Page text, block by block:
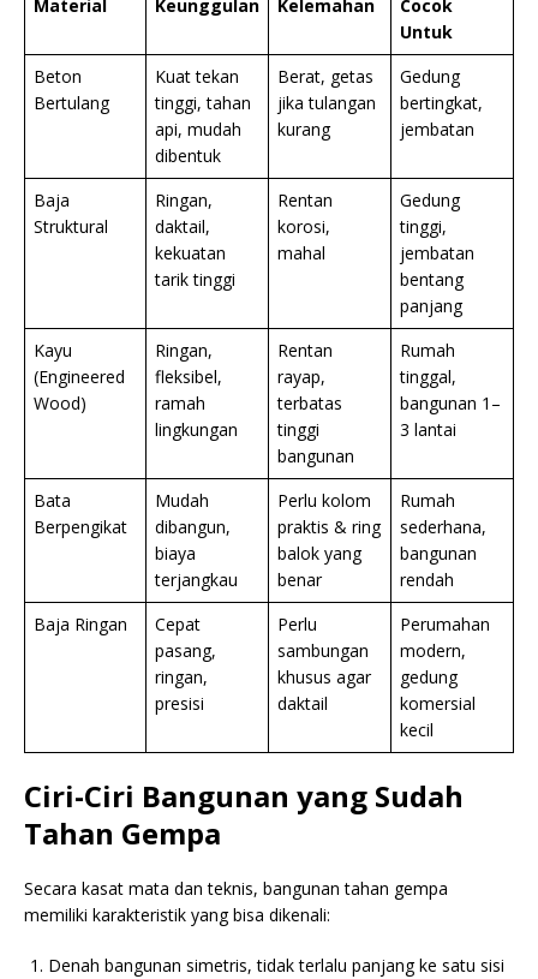
Material Keunggulan Kelemahan
Cocok
Untuk
Beton
Bertulang
Kuat tekan
tinggi, tahan
api, mudah
dibentuk
Berat, getas
jika tulangan
kurang
Gedung
bertingkat,
jembatan
Baja
Struktural
Ringan,
daktail,
kekuatan
tarik tinggi
Rentan
korosi,
mahal
Gedung
tinggi,
jembatan
bentang
panjang
Kayu
(Engineered
Wood)
Ringan,
fleksibel,
ramah
lingkungan
Rentan
rayap,
terbatas
tinggi
bangunan
Rumah
tinggal,
bangunan 1–
3 lantai
Bata
Berpengikat
Mudah
dibangun,
biaya
terjangkau
Perlu kolom
praktis & ring
balok yang
benar
Rumah
sederhana,
bangunan
rendah
Baja Ringan
Cepat
pasang,
ringan,
presisi
Perlu
sambungan
khusus agar
daktail
Perumahan
modern,
gedung
komersial
kecil
Ciri-Ciri Bangunan yang Sudah
Tahan Gempa
Secara kasat mata dan teknis, bangunan tahan gempa
memiliki karakteristik yang bisa dikenali:
Denah bangunan simetris, tidak terlalu panjang ke satu sisi